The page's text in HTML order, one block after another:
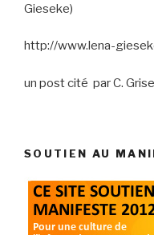
Gieseke)
http://www.lena-
un post cité par C.
SOUTIEN AU